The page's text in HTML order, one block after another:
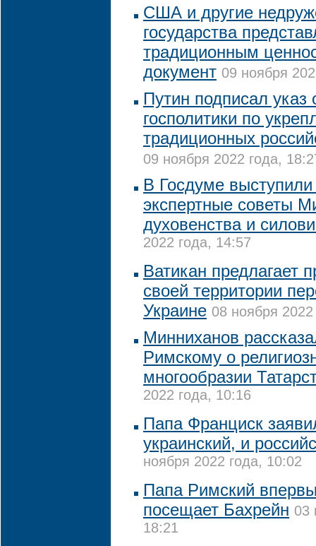
США и другие
государства
традиционным
документ 09 ноября
Путин подписал указ
госполитики по
традиционных
09 ноября 2022 года,
В Госдуме
экспертные советы
духовенства и
2022 года, 14:57
Ватикан предлагает
своей территории
Украине 08 ноября
Минниханов
Римскому о
многообразии
2022 года, 10:16
Папа Франциск
украинский, и
ноября 2022 года, 10:02
Папа Римский
посещает Бахрейн 03
18:21